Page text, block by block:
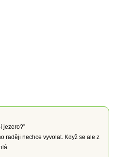
jezero?”
raději nechce vyvolat. Když se ale z